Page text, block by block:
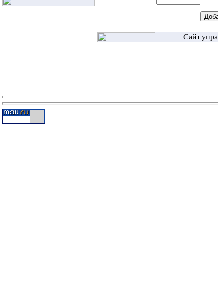
Сайт